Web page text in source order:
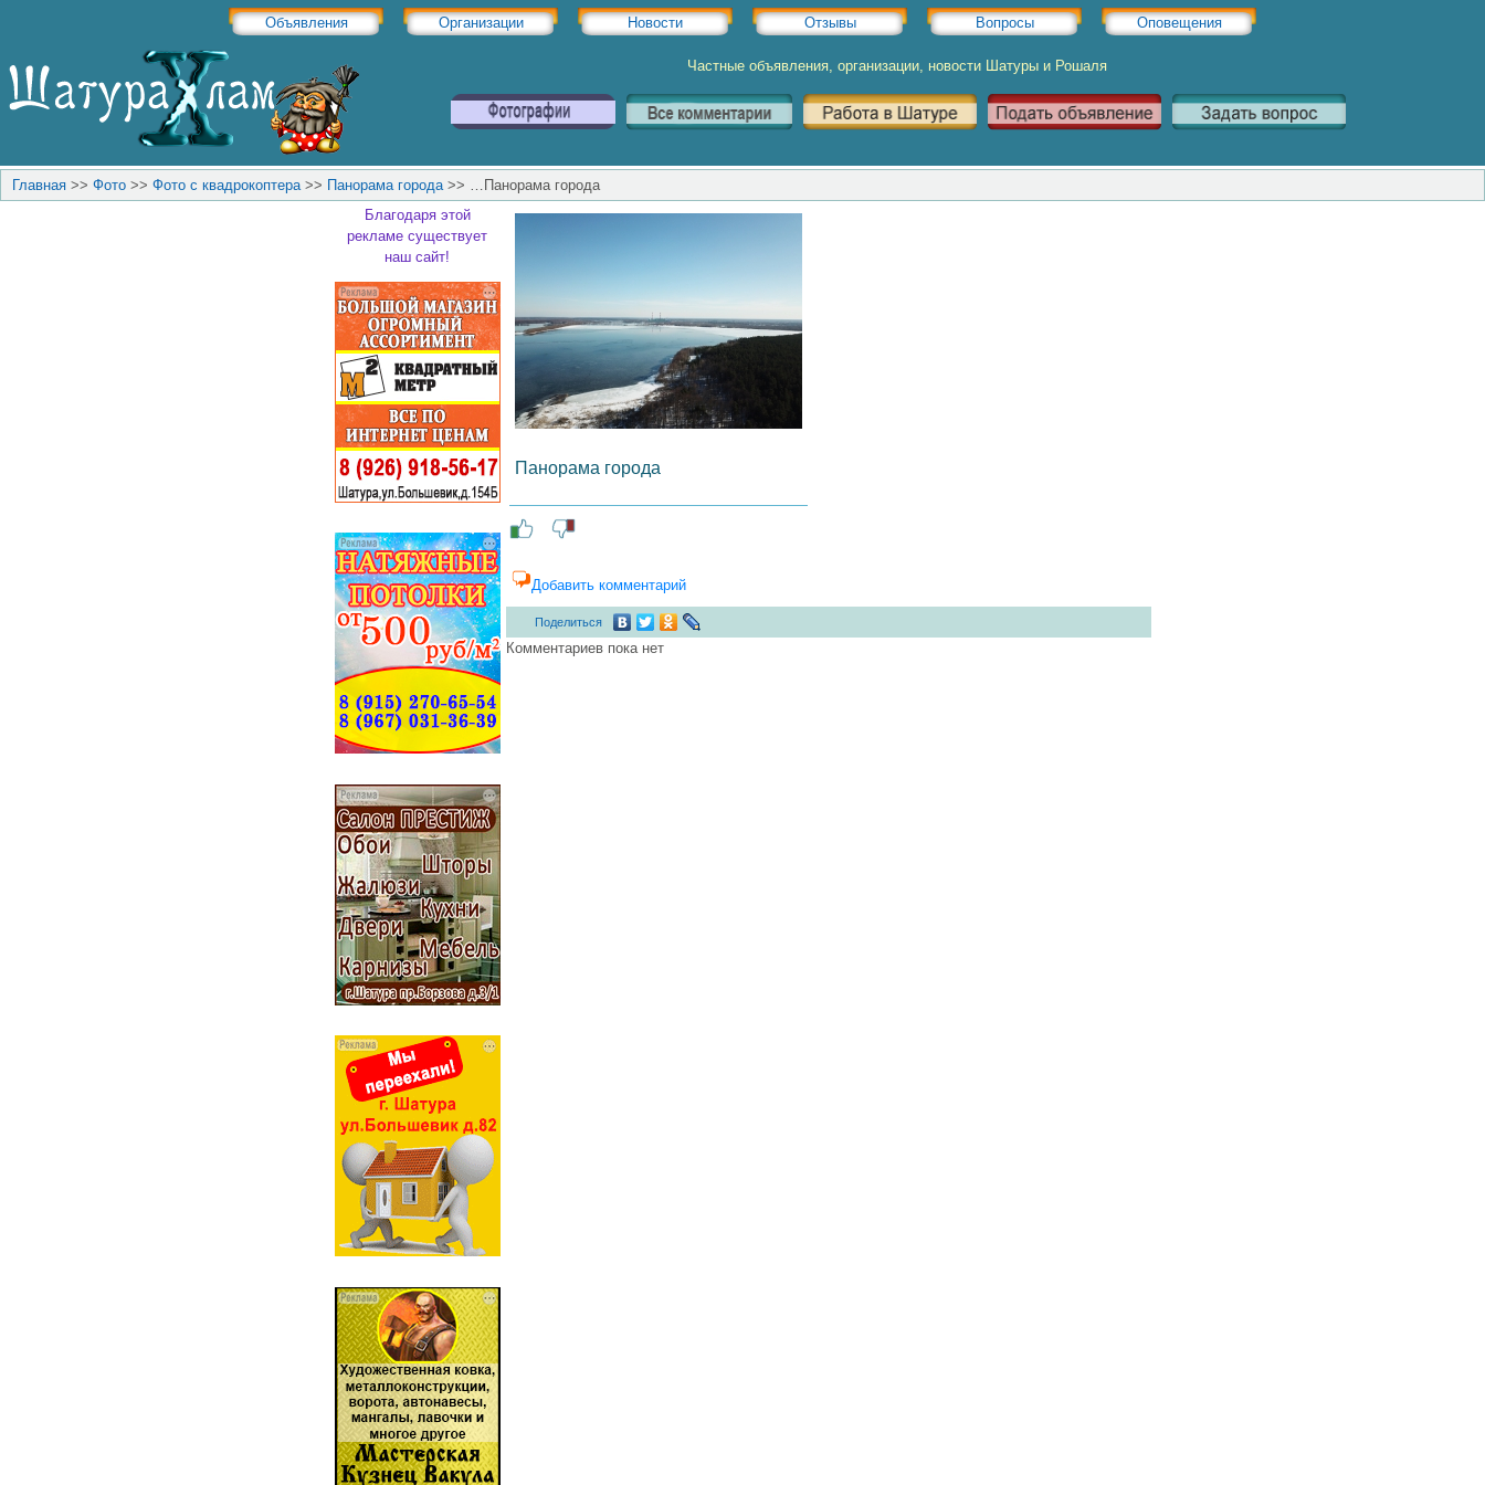
Объявления Организации Новости Отзывы Вопросы Оповещения
Частные объявления, организации, новости Шатуры и Рошаля
Главная >> Фото >> Фото с квадрокоптера>> Панорама города>> …Панорама города
Благодаря этой
рекламе существует
наш сайт!
Панорама города
Добавить комментарий
Поделиться
Комментариев пока нет